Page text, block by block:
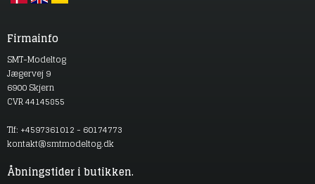
Firmainfo
SMT-Modeltog
Jægervej 9
6900 Skjern
CVR 44145855
Tlf: +4597361012 - 60174773
kontakt@smtmodeltog.dk
Åbningstider i butikken.